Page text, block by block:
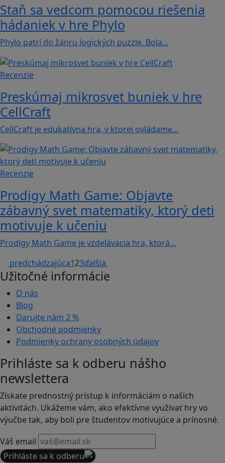
Staň sa vedcom pomocou riešenia
hádaniek v hre Phylo
Phylo patrí do žánru logických puzzle. Bola…
Recenzie
Preskúmaj mikrosvet buniek v hre
CellCraft
CellCraft je edukatívna hra, v ktorej ovládame…
Recenzie
Prodigy Math Game: Objavte
zábavný svet matematiky, ktorý deti
motivuje k učeniu
Prodigy Math Game je vzdelávacia hra, ktorá…
predchádzajúca123ďalšia
Užitočné informácie
O nás
Blog
Darujte nám 2 %
Obchodné podmienky
Podmienky ochrany osobných údajov
Prihláste sa k odberu nášho
newslettera
Získate prednostný prístup k informáciám o našich
aktivitách. Ukážeme vám, ako efektívne využívať hry vo
výučbe tak, aby boli pre študentov motivujúce a prínosné.
Váš email
Prihláste sa k odberu